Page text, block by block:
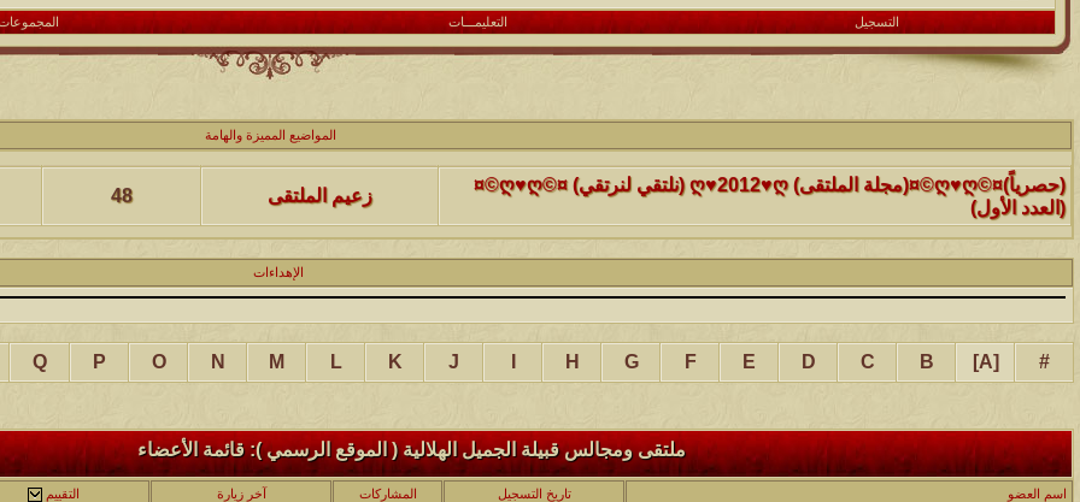
التسجيل التعليمـــات
المواضيع المميزة والهامة الموضوع كاتب الموضوع مشاركات
(العدد الأول)
زعيم الملتقى 48
الموضوع كاتب الموضوع مشاركات
التفسير
@@الملك@@ 17
الموضوع كاتب الموضوع مشاركات
حافز يستثني وساهريعم ويشمل؟
الحضرمي 12
الموضوع كاتب الموضوع مشاركات
إثـبت وجـودك , لآتقرأ وترحل ,شآرك بـ رد أو موضوع !!
الميآسية 27
الإهداءات
#
[
A
]
B
C
D
E
F
G
H
J
K
L
M
N
O
P
Q
ملتقى ومجالس قبيلة الجميل الهلالية ( الموقع الرسمي ): قائمة الأعضاء
اسم العضو تاريخ التسجيل المشاركات آخر زيارة التقييم